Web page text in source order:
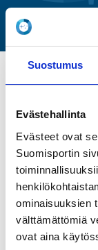
Suostumus
Evästehallinta
Evästeet ovat
Suomisportin
ominaisuuksien
välttämättömiä
ovat aina
Räpsä ry
ja juomapuollo
-Suunnattu 3-6
-1.6.2026 -
-Maanantaisin
-Hinta: 35€,
on
samalla
REGISTRATION